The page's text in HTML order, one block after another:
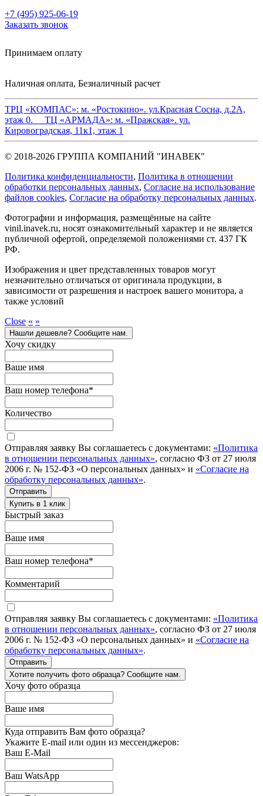
+7 (495) 925-06-19
Заказать звонок
Принимаем оплату
Наличная оплата, Безналичный расчет
ТРЦ «КОМПАС»: м. «Ростокино». ул.Красная Сосна, д.2А,
этаж 0. ТЦ «АРМАДА»: м. «Пражская». ул.
Кировоградская, 11к1, этаж 1
© 2018-2026 ГРУППА КОМПАНИЙ "ИНАВЕК"
Политика конфиденциальности, Политика в отношении
обработки персональных данных, Cогласие на использование
файлов cookies, Согласие на обработку персональных данных.
Фотографии и информация, размещённые на сайте
vinil.inavek.ru, носят ознакомительный характер и не является
публичной офертой, определяемой положениями ст. 437 ГК
РФ.
Изображения и цвет представленных товаров могут
незначительно отличаться от оригинала продукции, в
зависимости от разрешения и настроек вашего монитора, а
также условий
Close « »
Нашли дешевле? Сообщите нам.
Хочу скидку
Ваше имя
Ваш номер телефона*
Количество
Отправляя заявку Вы соглашаетесь с документами: «Политика
в отношении персональных данных», согласно ФЗ от 27 июля
2006 г. № 152-ФЗ «О персональных данных» и «Согласие на
обработку персональных данных».
Отправить
Купить в 1 клик
Быстрый заказ
Ваше имя
Ваш номер телефона*
Комментарий
Отправляя заявку Вы соглашаетесь с документами: «Политика
в отношении персональных данных», согласно ФЗ от 27 июля
2006 г. № 152-ФЗ «О персональных данных» и «Согласие на
обработку персональных данных».
Отправить
Хотите получить фото образца? Сообщите нам.
Хочу фото образца
Ваше имя
Куда отправить Вам фото образца?
Укажите E-mail или один из мессенджеров:
Ваш E-Mail
Ваш WatsApp